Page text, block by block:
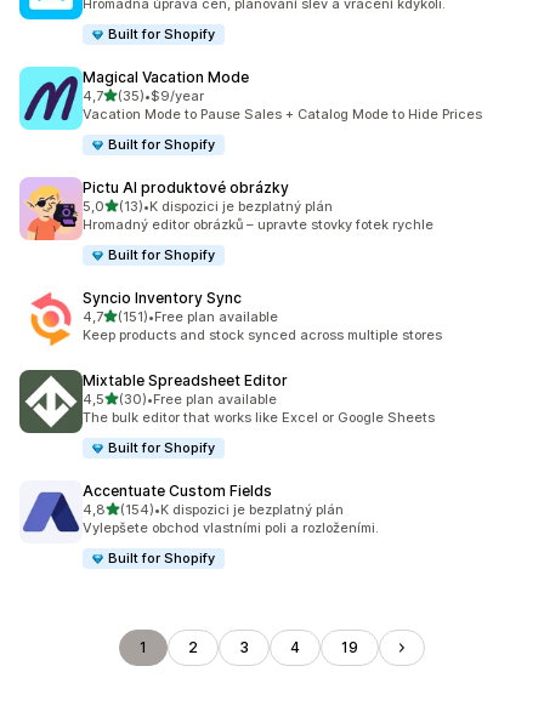
Hromadná úprava cen, plánování slev a vrácení kdykoli.
Built for Shopify
Magical Vacation Mode
4,7z 5 hvězd
(35)
Celkový počet recenzí: 35
•$9/year
Vacation Mode to Pause Sales + Catalog Mode to Hide Prices
Built for Shopify
Pictu AI produktové obrázky
5,0z 5 hvězd
(13)
Celkový počet recenzí: 13
•K dispozici je bezplatný plán
Hromadný editor obrázků – upravte stovky fotek rychle
Built for Shopify
Syncio Inventory Sync
4,7z 5 hvězd
(151)
Celkový počet recenzí: 151
•Free plan available
Keep products and stock synced across multiple stores
Mixtable Spreadsheet Editor
4,5z 5 hvězd
(30)
Celkový počet recenzí: 30
•Free plan available
The bulk editor that works like Excel or Google Sheets
Built for Shopify
Accentuate Custom Fields
4,8z 5 hvězd
(154)
Celkový počet recenzí: 154
•K dispozici je bezplatný plán
Vylepšete obchod vlastními poli a rozloženími.
Built for Shopify
1 2 3 4 19